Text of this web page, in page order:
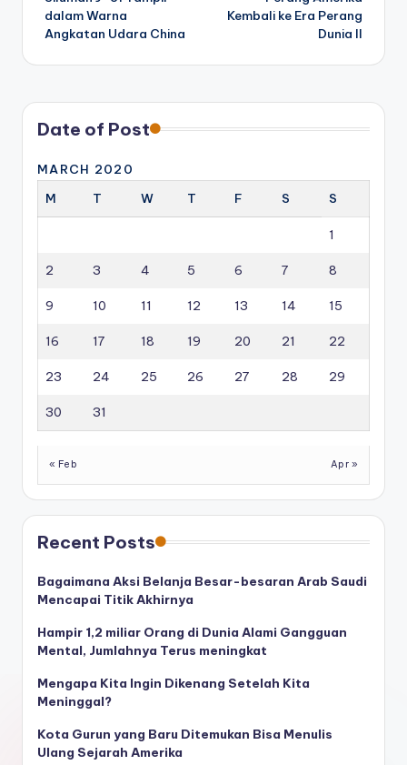
dalam Warna
Angkatan Udara China
Kembali ke Era Perang
Dunia II
Date of Post
MARCH 2020
M
T W T F S S
1
2 3 4 5 6 7 8
9 10 11 12 13 14 15
16 17 18 19 20 21 22
23 24 25 26 27 28 29
30 31
« Feb Apr »
Recent Posts
Bagaimana Aksi Belanja Besar-besaran Arab Saudi
Mencapai Titik Akhirnya
Hampir 1,2 miliar Orang di Dunia Alami Gangguan
Mental, Jumlahnya Terus meningkat
Mengapa Kita Ingin Dikenang Setelah Kita
Meninggal?
Kota Gurun yang Baru Ditemukan Bisa Menulis
Ulang Sejarah Amerika